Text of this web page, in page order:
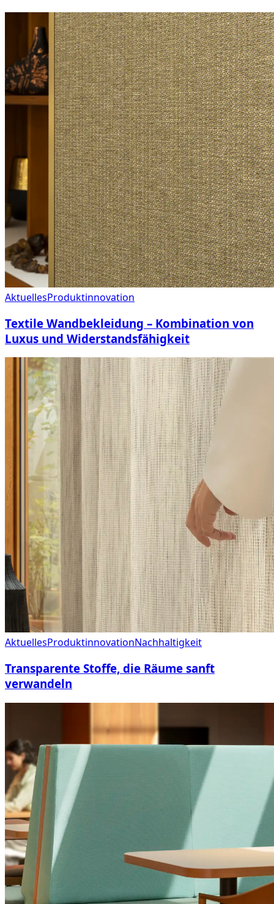
AktuellesProduktinnovation
Textile Wandbekleidung – Kombination von
Luxus und Widerstandsfähigkeit
AktuellesProduktinnovationNachhaltigkeit
Transparente Stoffe, die Räume sanft
verwandeln